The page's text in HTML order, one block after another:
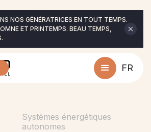
NOS GÉNÉRATRICES EN TOUT TEMPS.
ET PRINTEMPS. BEAU TEMPS,
FR
Systèmes énergétiques
autonomes